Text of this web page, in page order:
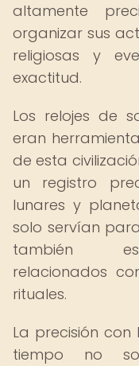
altamente
organizar sus
religiosas y
exactitud.
Los relojes de
eran
de esta
un registro
lunares y
solo servían
también
relacionados
rituales.
La precisión
tiempo no